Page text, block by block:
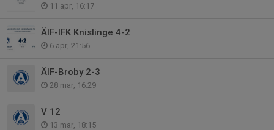
11 apr, 16:17
ÄIF-IFK Knislinge 4-2
6 apr, 21:56
ÄIF-Broby 2-3
28 mar, 16:29
V 12
13 mar, 18:15